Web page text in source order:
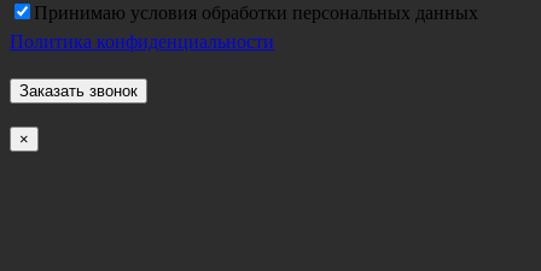
Принимаю условия обработки персональных данных
Политика конфиденциальности
×